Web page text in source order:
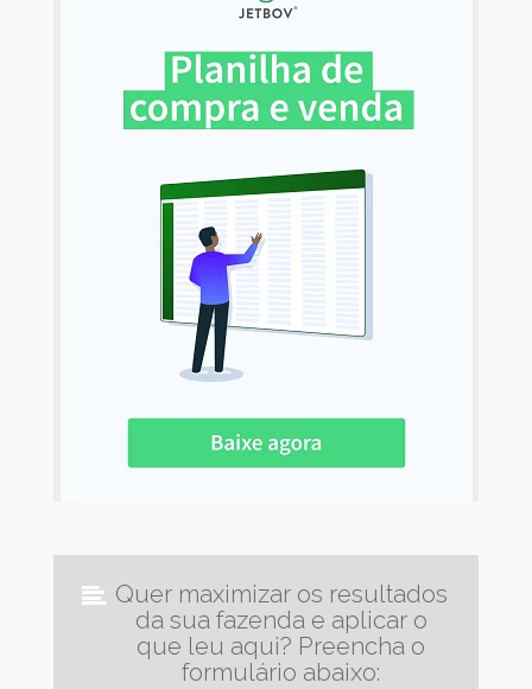
Quer maximizar os resultados
da sua fazenda e aplicar o
que leu aqui? Preencha o
formulário abaixo: